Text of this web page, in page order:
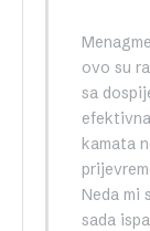
ovo su
sa
kamata
Neda mi
sada